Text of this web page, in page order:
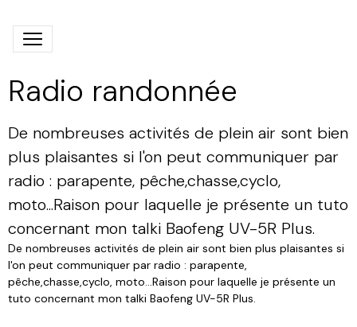
Radio randonnée
De nombreuses activités de plein air sont bien
plus plaisantes si l'on peut communiquer par
radio : parapente, pêche,chasse,cyclo,
moto...Raison pour laquelle je présente un tuto
concernant mon talki Baofeng UV-5R Plus.
De nombreuses activités de plein air sont bien plus plaisantes si
l'on peut communiquer par radio : parapente,
pêche,chasse,cyclo, moto...Raison pour laquelle je présente un
tuto concernant mon talki Baofeng UV-5R Plus.